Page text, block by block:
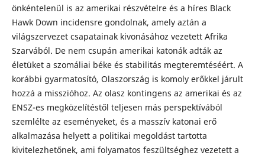
önkéntelenül is az amerikai részvételre és a híres Black
Hawk Down incidensre gondolnak, amely aztán a
világszervezet csapatainak kivonásához vezetett Afrika
Szarvából. De nem csupán amerikai katonák adták az
életüket a szomáliai béke és stabilitás megteremtéséért. A
korábbi gyarmatosító, Olaszország is komoly erőkkel járult
hozzá a misszióhoz. Az olasz kontingens az amerikai és az
ENSZ-es megközelítéstől teljesen más perspektívából
szemlélte az eseményeket, és a masszív katonai erő
alkalmazása helyett a politikai megoldást tartotta
kivitelezhetőnek, ami folyamatos feszültséghez vezetett a